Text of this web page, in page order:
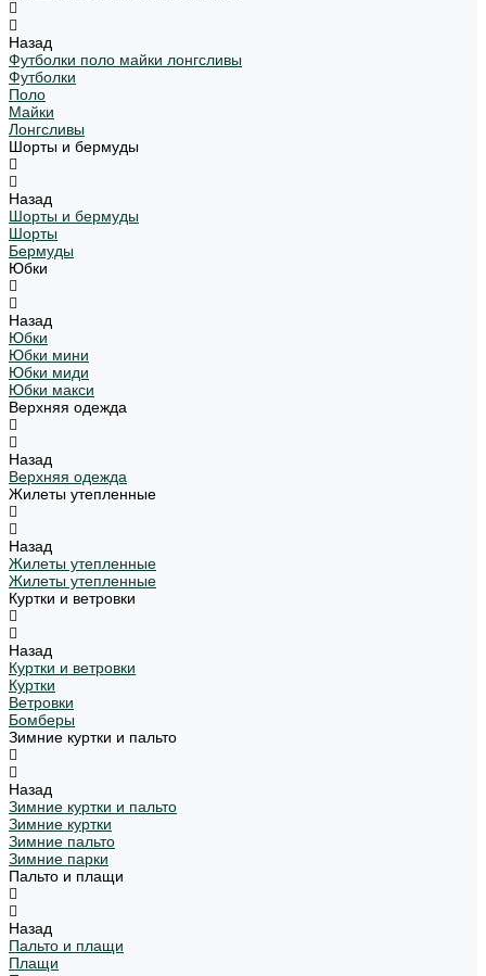
Назад
Футболки поло майки лонгсливы
Футболки
Поло
Майки
Лонгсливы
Шорты и бермуды
Назад
Шорты и бермуды
Шорты
Бермуды
Юбки
Назад
Юбки
Юбки мини
Юбки миди
Юбки макси
Верхняя одежда
Назад
Верхняя одежда
Жилеты утепленные
Назад
Жилеты утепленные
Жилеты утепленные
Куртки и ветровки
Назад
Куртки и ветровки
Куртки
Ветровки
Бомберы
Зимние куртки и пальто
Назад
Зимние куртки и пальто
Зимние куртки
Зимние пальто
Зимние парки
Пальто и плащи
Назад
Пальто и плащи
Плащи